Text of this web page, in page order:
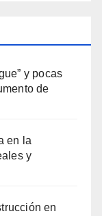
y pocas
de
en la
y
en